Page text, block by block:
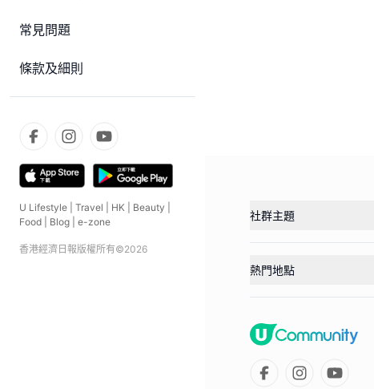
常見問題
條款及細則
U Lifestyle Travel HK Beauty
Food
Blog e-zone
香港經濟日報版權所有©2026
社群主題
熱門地點